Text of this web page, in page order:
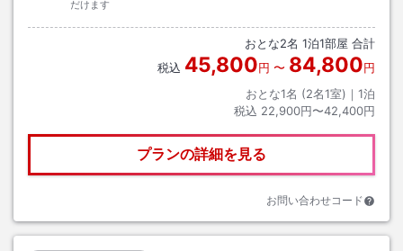
だけます
おとな2名 1泊1部屋 合計
税込 45,800円 〜 84,800円
おとな1名 (2名1室)｜ 1泊
税込 22,900円〜42,400円
プランの詳細を見る
お問い合わせコード